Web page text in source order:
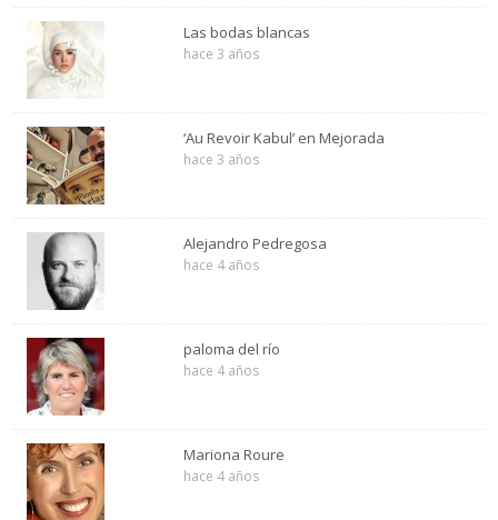
Las bodas blancas
hace 3 años
‘Au Revoir Kabul’ en Mejorada
hace 3 años
Alejandro Pedregosa
hace 4 años
paloma del río
hace 4 años
Mariona Roure
hace 4 años